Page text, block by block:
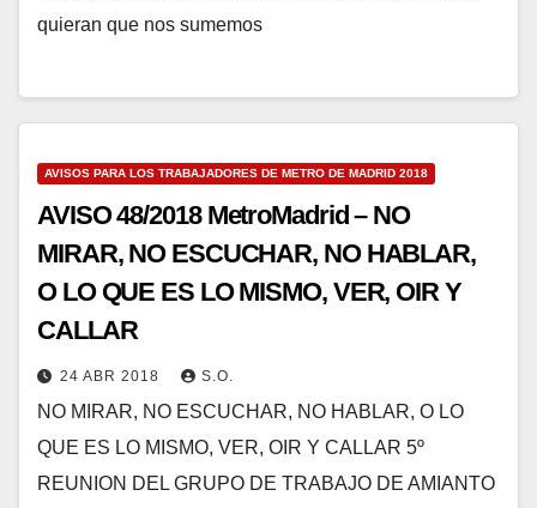
quieran que nos sumemos
AVISOS PARA LOS TRABAJADORES DE METRO DE MADRID 2018
AVISO 48/2018 MetroMadrid – NO
MIRAR, NO ESCUCHAR, NO HABLAR,
O LO QUE ES LO MISMO, VER, OIR Y
CALLAR
24 ABR 2018 S.O.
NO MIRAR, NO ESCUCHAR, NO HABLAR, O LO
QUE ES LO MISMO, VER, OIR Y CALLAR 5º
REUNION DEL GRUPO DE TRABAJO DE AMIANTO